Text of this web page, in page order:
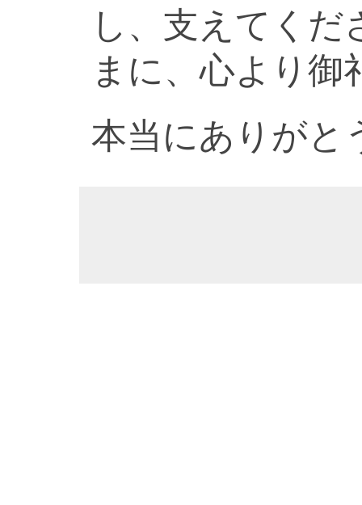
し、支えてく
まに、心より御
本当にありがと